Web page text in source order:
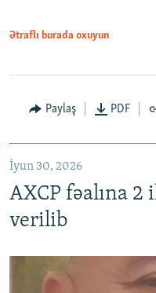
Ətraflı burada oxuyun
Paylaş PDF
İyun 30, 2026
AXCP fəalına 2
verilib